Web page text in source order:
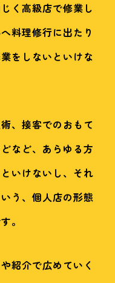
く高級店で修業し
料理修行に出たり
をしないといけな
、接客でのおもて
など、あらゆる方
いけないし、それ
う、個人店の形態
。
紹介で広めていく